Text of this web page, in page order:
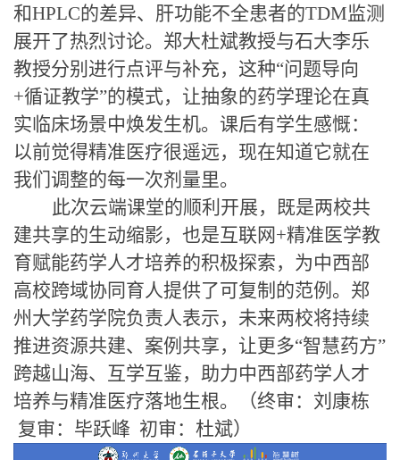
和HPLC的差异、 肝功能不全患者的TDM监测
展开了热烈讨论。郑大杜斌教授与石大李乐
教授分别进行点评与补充，这种“问题导向
+循证教学”的模式，让抽象的药学理论在真
实临床场景中焕发生机。课后有学生感慨：
以前觉得精准医疗很遥远，现在知道它就在
我们调整的每一次剂量里。
此次云端课堂的顺利开展，既是两校共
建共享的生动缩影，也是互联网+精准医学教
育赋能药学人才培养的积极探索，为中西部
高校跨域协同育人提供了可复制的范例。郑
州大学药学院负责人表示，未来两校将持续
推进资源共建、案例共享，让更多“智慧药方”
跨越山海、互学互鉴，助力中西部药学人才
培养与精准医疗落地生根。
（终审：刘康栋
复审：毕跃峰 初审：杜斌）